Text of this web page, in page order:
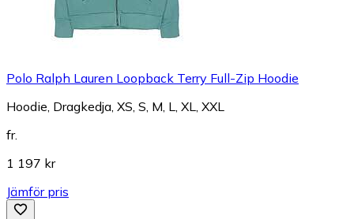
Polo Ralph Lauren Loopback Terry Full-Zip Hoodie
Hoodie, Dragkedja, XS, S, M, L, XL, XXL
fr.
1 197 kr
Jämför pris